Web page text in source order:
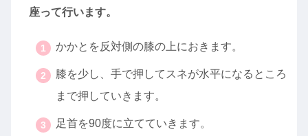
座って行います。
かかとを反対側の膝の上におきます。
膝を少し、手で押してスネが水平になるところ
まで押していきます。
足首を90度に立てていきます。